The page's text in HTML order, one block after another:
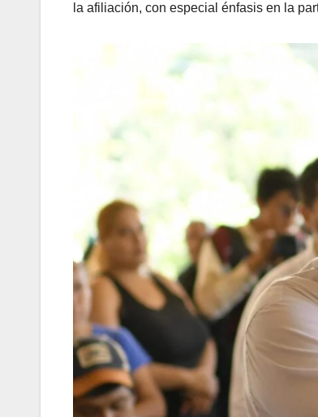
la afiliación, con especial énfasis en la